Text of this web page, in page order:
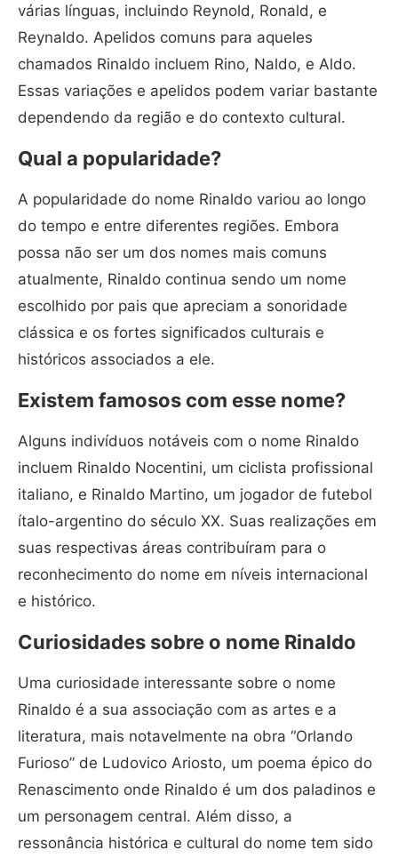
várias línguas, incluindo Reynold, Ronald, e
Reynaldo. Apelidos comuns para aqueles
chamados Rinaldo incluem Rino, Naldo, e Aldo.
Essas variações e apelidos podem variar bastante
dependendo da região e do contexto cultural.
Qual a popularidade?
A popularidade do nome Rinaldo variou ao longo
do tempo e entre diferentes regiões. Embora
possa não ser um dos nomes mais comuns
atualmente, Rinaldo continua sendo um nome
escolhido por pais que apreciam a sonoridade
clássica e os fortes significados culturais e
históricos associados a ele.
Existem famosos com esse nome?
Alguns indivíduos notáveis com o nome Rinaldo
incluem Rinaldo Nocentini, um ciclista profissional
italiano, e Rinaldo Martino, um jogador de futebol
ítalo-argentino do século XX. Suas realizações em
suas respectivas áreas contribuíram para o
reconhecimento do nome em níveis internacional
e histórico.
Curiosidades sobre o nome Rinaldo
Uma curiosidade interessante sobre o nome
Rinaldo é a sua associação com as artes e a
literatura, mais notavelmente na obra “Orlando
Furioso” de Ludovico Ariosto, um poema épico do
Renascimento onde Rinaldo é um dos paladinos e
um personagem central. Além disso, a
ressonância histórica e cultural do nome tem sido